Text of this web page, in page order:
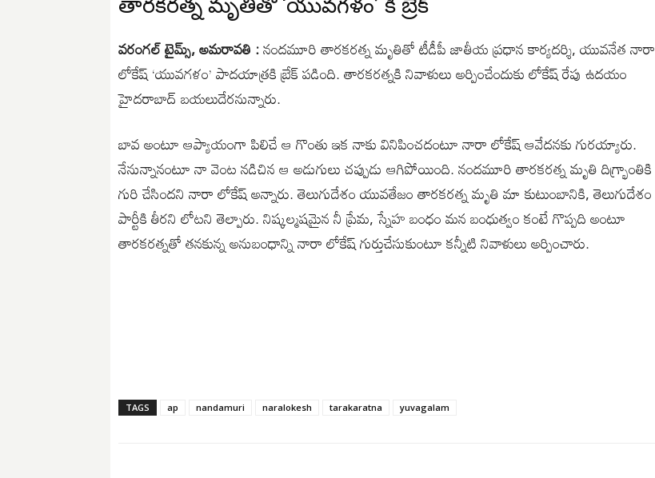
తార‌క‌ర‌త్న మృతితో ‘యువగళం’ కి బ్రేక్
వరంగల్ టైమ్స్, అమరావతి :నంద‌మూరి తార‌క‌ర‌త్న మృతితో టీడీపీ జాతీయ ప్ర‌ధాన కార్య‌ద‌ర్శి, యువ‌నేత నారా
లోకేష్ ‘యువ‌గ‌ళం’ పాద‌యాత్ర‌కి బ్రేక్ పడింది. తార‌క‌ర‌త్న‌కి నివాళులు అర్పించేందుకు లోకేష్ రేపు ఉదయం
హైద‌రాబాద్ బ‌య‌లుదేరనున్నారు.
బావ అంటూ ఆప్యాయంగా పిలిచే ఆ గొంతు ఇక నాకు వినిపించ‌దంటూ నారా లోకేష్ ఆవేదనకు గురయ్యారు.
నేనున్నానంటూ నా వెంట న‌డిచిన ఆ అడుగులు చ‌ప్పుడు ఆగిపోయింది. నంద‌మూరి తార‌క‌ర‌త్న మృతి దిగ్భ్రాంతికి
గురి చేసిందని నారా లోకేష్ అన్నారు. తెలుగుదేశం యువ‌తేజం తార‌క‌ర‌త్న మృతి మా కుటుంబానికి, తెలుగుదేశం
పార్టీకి తీర‌ని లోటని తెల్పారు. నిష్క‌ల్మ‌ష‌మైన నీ ప్రేమ‌, స్నేహ బంధం మ‌న బంధుత్వం కంటే గొప్ప‌ది అంటూ
తారకరత్నతో తనకున్న అనుబంధాన్ని నారా లోకేష్ గుర్తుచేసుకుంటూ క‌న్నీటి నివాళులు అర్పించారు.
TAGS ap nandamuri naralokesh tarakaratna yuvagalam